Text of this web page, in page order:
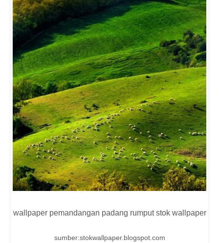
wallpaper pemandangan padang rumput stok wallpaper
sumber:stokwallpaper.blogspot.com